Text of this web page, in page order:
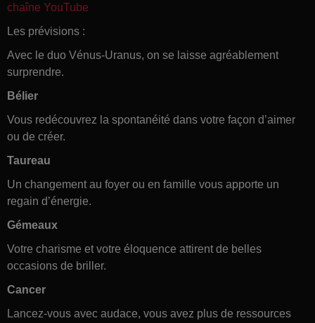
chaîne YouTube
Les prévisions :
Avec le duo Vénus-Uranus, on se laisse agréablement
surprendre.
Bélier
Vous redécouvrez la spontanéité dans votre façon d’aimer
ou de créer.
Taureau
Un changement au foyer ou en famille vous apporte un
regain d’énergie.
Gémeaux
Votre charisme et votre éloquence attirent de belles
occasions de briller.
Cancer
Lancez-vous avec audace, vous avez plus de ressources